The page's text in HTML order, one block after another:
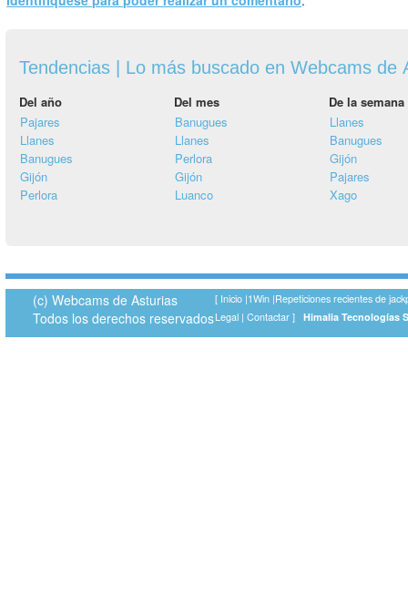
Tendencias | Lo más buscado en Webcams de
Del año Del mes
De la semana
Pajares
Llanes
Banugues
Gijón
Perlora
Banugues
Llanes
Perlora
Gijón
Luanco
Llanes
Banugues
Gijón
Pajares
Xago
(c) Webcams de Asturias
Todos los derechos reservados
[ Inicio |1Win |Repeticiones recientes de
Legal | Contactar Himalia Tecnologías